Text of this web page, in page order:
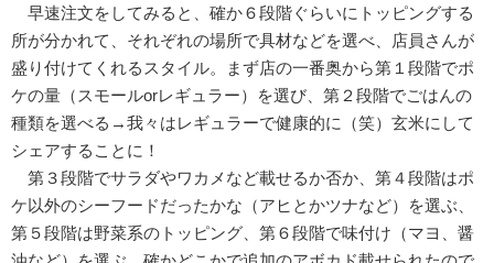
早速注文をしてみると、確か６段階ぐらいにトッピングする
所が分かれて、それぞれの場所で具材などを選べ、店員さんが
盛り付けてくれるスタイル。まず店の一番奥から第１段階でポ
ケの量（スモールorレギュラー）を選び、第２段階でごはんの
種類を選べる→我々はレギュラーで健康的に（笑）玄米にして
シェアすることに！
第３段階でサラダやワカメなど載せるか否か、第４段階はポ
ケ以外のシーフードだったかな（アヒとかツナなど）を選ぶ、
第５段階は野菜系のトッピング、第６段階で味付け（マヨ、醤